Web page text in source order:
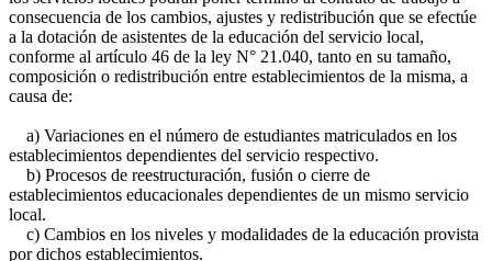
consecuencia de los cambios, ajustes y redistribución que se efectúe
a la dotación de asistentes de la educación del servicio local,
conforme al artículo 46 de la ley N° 21.040, tanto en su tamaño,
composición o redistribución entre establecimientos de la misma, a
causa de:
a) Variaciones en el número de estudiantes matriculados en los
establecimientos dependientes del servicio respectivo.
b) Procesos de reestructuración, fusión o cierre de
establecimientos educacionales dependientes de un mismo servicio
local.
c) Cambios en los niveles y modalidades de la educación provista
por dichos establecimientos.